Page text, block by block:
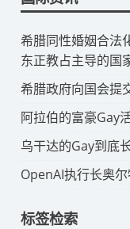
希腊同性婚姻合法
东正教占主导的国
希腊政府向国会提
阿拉伯的富豪Gay
乌干达的Gay到底
​OpenAI执行长奥
标签检索